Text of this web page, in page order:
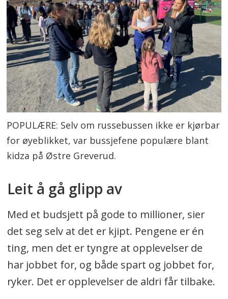
POPULÆRE: Selv om russebussen ikke er kjørbar
for øyeblikket, var bussjefene populære blant
kidza på Østre Greverud.
Leit å gå glipp av
Med et budsjett på gode to millioner, sier
det seg selv at det er kjipt. Pengene er én
ting, men det er tyngre at opplevelser de
har jobbet for, og både spart og jobbet for,
ryker. Det er opplevelser de aldri får tilbake.